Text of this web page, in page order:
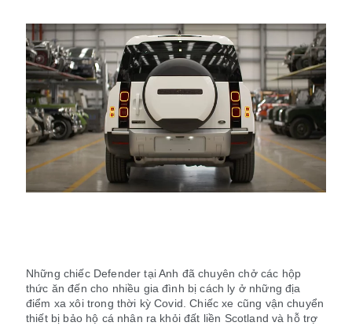
Những chiếc Defender tại Anh đã chuyên chở các hộp
thức ăn đến cho nhiều gia đình bị cách ly ở những địa
điểm xa xôi trong thời kỳ Covid. Chiếc xe cũng vận chuyển
thiết bị bảo hộ cá nhân ra khỏi đất liền Scotland và hỗ trợ